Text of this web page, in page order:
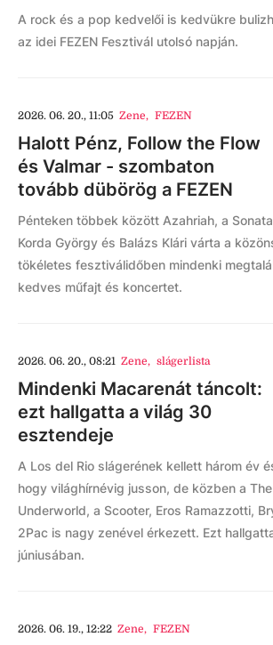
A rock és a pop kedvelői is kedvükre
az idei FEZEN Fesztivál utolsó napján.
2026. 06. 20., 11:05 Zene, FEZEN
Halott Pénz, Follow the Flow
és Valmar - szombaton
tovább dübörög a FEZEN
Pénteken többek között Azahriah, a
Korda György és Balázs Klári várta a
tökéletes fesztiválidőben mindenki
kedves műfajt és koncertet.
2026. 06. 20., 08:21 Zene, slágerlista
Mindenki Macarenát táncolt:
ezt hallgatta a világ 30
esztendeje
A Los del Rio slágerének kellett három év
hogy világhírnévig jusson, de közben a
Underworld, a Scooter, Eros Ramazzotti,
2Pac is nagy zenével érkezett. Ezt
júniusában.
2026. 06. 19., 12:22 Zene, FEZEN